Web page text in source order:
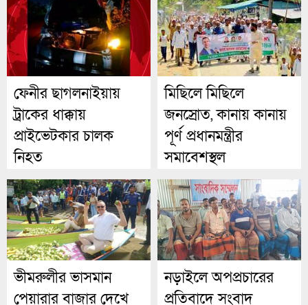
ফেনীর ছাগলনাইয়ায়
ট্রাকের ধাক্কায়
প্রাইভেটকার চালক
নিহত
মিছিলে মিছিলে
জনস্রোত, কানায় কানায়
পূর্ণ প্রধানমন্ত্রীর
সমাবেশস্থল
ভীমরুলীর ভাসমান
পেয়ারার বাজার দেখে
নড়াইলে অপপ্রচারের
প্রতিবাদে সংবাদ